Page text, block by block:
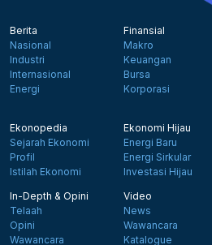
Berita
Nasional
Industri
Internasional
Energi
Finansial
Makro
Keuangan
Bursa
Korporasi
Ekonopedia
Sejarah Ekonomi
Profil
Istilah Ekonomi
Ekonomi Hijau
Energi Baru
Energi Sirkular
Investasi Hijau
In-Depth & Opini
Telaah
Opini
Wawancara
Video
News
Wawancara
Katalogue